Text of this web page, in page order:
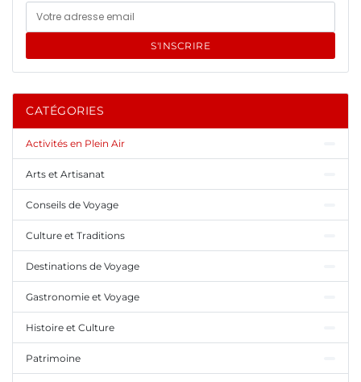
S'INSCRIRE
CATÉGORIES
Activités en Plein Air
Arts et Artisanat
Conseils de Voyage
Culture et Traditions
Destinations de Voyage
Gastronomie et Voyage
Histoire et Culture
Patrimoine